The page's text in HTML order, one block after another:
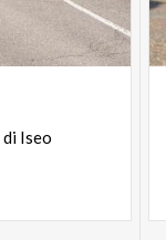
di Iseo